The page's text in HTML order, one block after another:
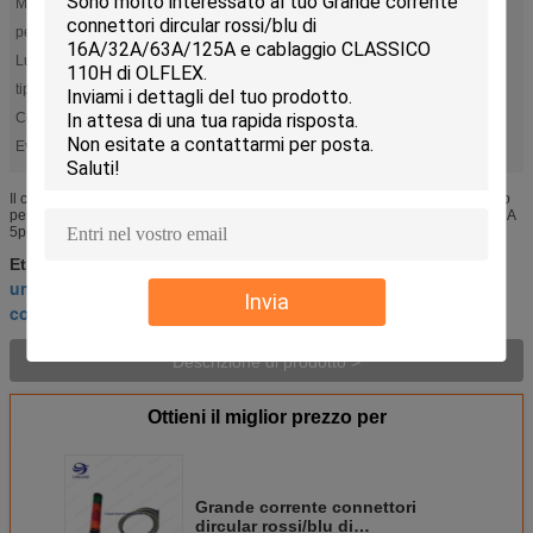
Invia
Materiale:
PA
perno:
3-5
Lunghezza:
richiesta del cliente
tipo di connectro:
Assemblea
Codice colore:
DIN47100
Evidenziare:
lapp liycy cable , electric vehicle connector
Il connettore di MENNEKES 32A 5pin E IGUS CABLANO il cablaggio del cavo
per il robot industriale Descrizione di prodotto Il connettore di MENNEKES 32A
5pin E IGUS CABLANO il cablaggio del cavo per il robot ...
Etichette:
un connettore circolare di 19 perni
connettore del veicolo elettrico
Descrizione di prodotto >
Ottieni il miglior prezzo per
Grande corrente connettori
dircular rossi/blu di